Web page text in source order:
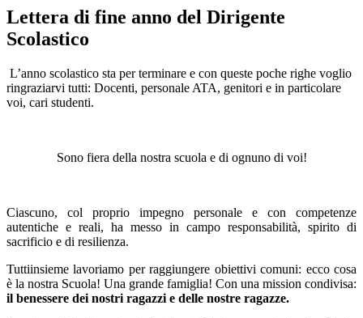
Lettera di fine anno del Dirigente
Scolastico
L’anno scolastico sta per terminare e con queste poche righe voglio
ringraziarvi tutti: Docenti, personale ATA, genitori e in particolare
voi, cari studenti.
Sono fiera della nostra scuola e di ognuno di voi!
Ciascuno, col proprio impegno personale e con competenze
autentiche e reali, ha messo in campo responsabilità, spirito di
sacrificio e di resilienza.
Tuttiinsieme lavoriamo per raggiungere obiettivi comuni: ecco cosa
è la nostra Scuola! Una grande famiglia! Con una mission condivisa:
il benessere dei nostri ragazzi e delle nostre ragazze.